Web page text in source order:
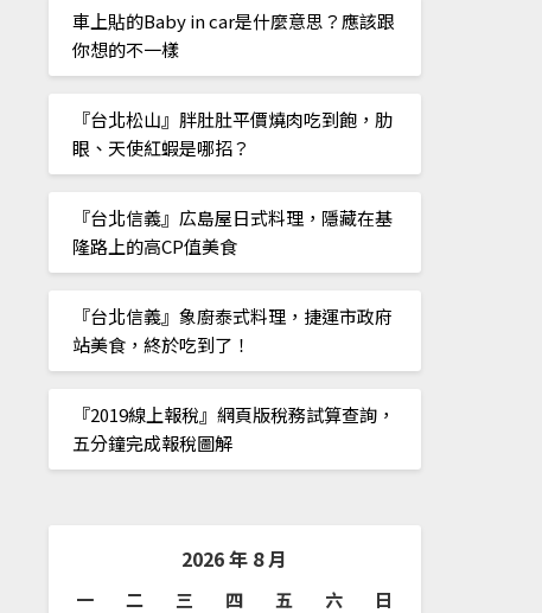
車上貼的Baby in car是什麼意思？應該跟
你想的不一樣
『台北松山』胖肚肚平價燒肉吃到飽，肋
眼、天使紅蝦是哪招？
『台北信義』広島屋日式料理，隱藏在基
隆路上的高CP值美食
『台北信義』象廚泰式料理，捷運市政府
站美食，終於吃到了！
『2019線上報稅』網頁版稅務試算查詢，
五分鐘完成報稅圖解
2026 年 8 月
一 二 三 四 五 六
日